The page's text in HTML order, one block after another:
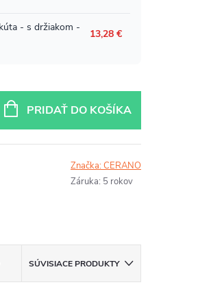
PRIDAŤ DO KOŠÍKA
Značka:CERANO
Záruka: 5 rokov
SÚVISIACE PRODUKTY